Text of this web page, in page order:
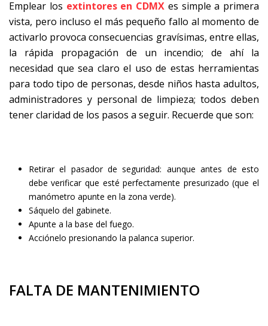
Emplear los extintores en CDMX es simple a primera
vista, pero incluso el más pequeño fallo al momento de
activarlo provoca consecuencias gravísimas, entre ellas,
la rápida propagación de un incendio; de ahí la
necesidad que sea claro el uso de estas herramientas
para todo tipo de personas, desde niños hasta adultos,
administradores y personal de limpieza; todos deben
tener claridad de los pasos a seguir. Recuerde que son:
Retirar el pasador de seguridad: aunque antes de esto
debe verificar que esté perfectamente presurizado (que el
manómetro apunte en la zona verde).
Sáquelo del gabinete.
Apunte a la base del fuego.
Acciónelo presionando la palanca superior.
FALTA DE MANTENIMIENTO